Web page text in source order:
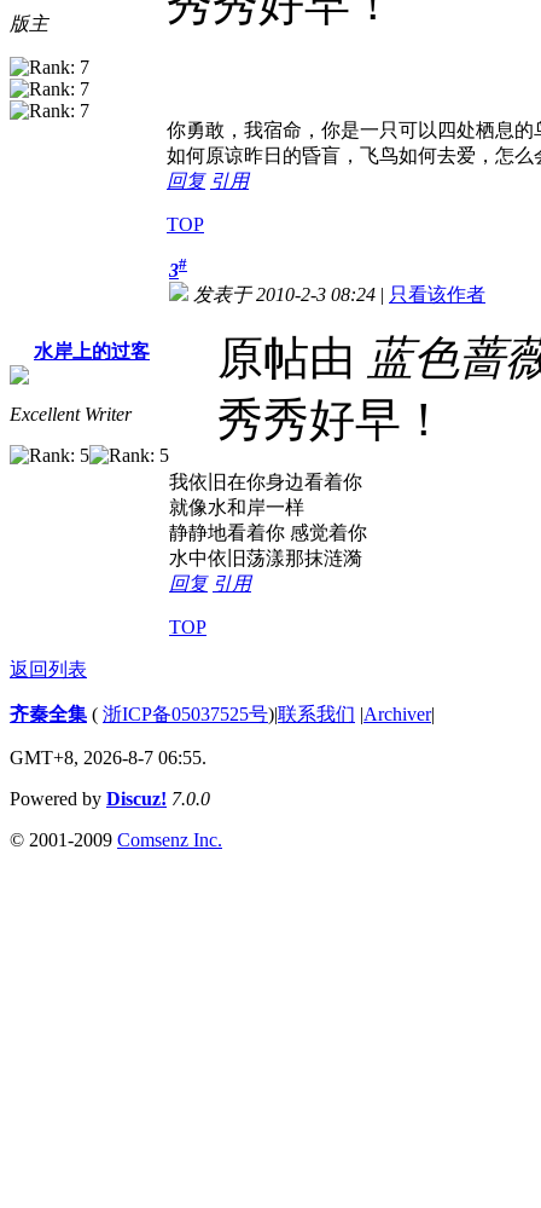
版主
你勇敢，我宿命，你是一只可以四处栖息
如何原谅昨日的昏盲，飞鸟如何去爱，怎么
回复 引用
TOP
水岸上的过客
Excellent Writer
3#
发表于 2010-2-3 08:24 | 只看该作者
原帖由 蓝色蔷
秀秀好早！
我依旧在你身边看着你
就像水和岸一样
静静地看着你 感觉着你
水中依旧荡漾那抹涟漪
回复 引用
TOP
返回列表
齐秦全集 ( 浙ICP备05037525号)|联系我们 |Archiver|
GMT+8, 2026-8-7 06:55.
Powered by Discuz! 7.0.0
© 2001-2009 Comsenz Inc.